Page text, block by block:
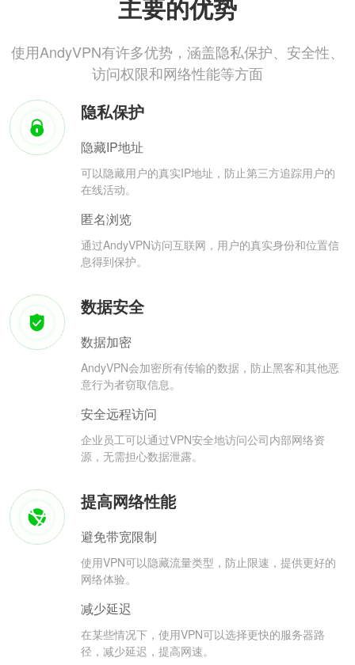
主要的优势
使用AndyVPN有许多优势，涵盖隐私保护、安全性、
访问权限和网络性能等方面
隐私保护
隐藏IP地址
可以隐藏用户的真实IP地址，防止第三方追踪用户的
在线活动。
匿名浏览
通过AndyVPN访问互联网，用户的真实身份和位置信
息得到保护。
数据安全
数据加密
AndyVPN会加密所有传输的数据，防止黑客和其他恶
意行为者窃取信息。
安全远程访问
企业员工可以通过VPN安全地访问公司内部网络资
源，无需担心数据泄露。
提高网络性能
避免带宽限制
使用VPN可以隐藏流量类型，防止限速，提供更好的
网络体验。
减少延迟
在某些情况下，使用VPN可以选择更快的服务器路
径，减少延迟，提高网速。